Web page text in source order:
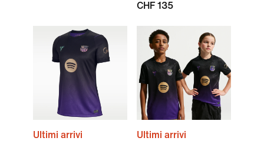
CHF 135
Ultimi arrivi Ultimi arrivi